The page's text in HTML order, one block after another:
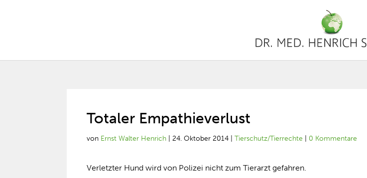
Totaler Empathieverlust
von Ernst Walter Henrich |24. Oktober 2014 |Tierschutz/Tierrechte 0 Kommentare
Verletzter Hund wird von Polizei nicht zum Tierarzt gefahren.